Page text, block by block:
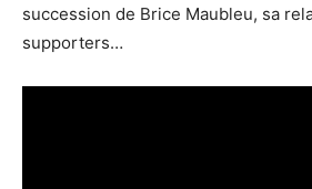
succession de Brice Maubleu, sa
supporters…